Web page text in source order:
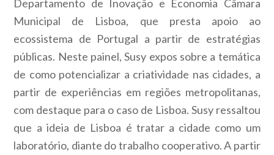
Departamento de Inovação e Economia Câmara
Municipal de Lisboa, que presta apoio ao
ecossistema de Portugal a partir de estratégias
públicas. Neste painel, Susy expos sobre a temática
de como potencializar a criatividade nas cidades, a
partir de experiências em regiões metropolitanas,
com destaque para o caso de Lisboa. Susy ressaltou
que a ideia de Lisboa é tratar a cidade como um
laboratório, diante do trabalho cooperativo. A partir